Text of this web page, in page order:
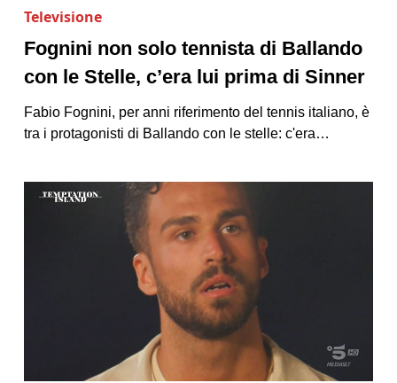
Televisione
Fognini non solo tennista di Ballando
con le Stelle, c’era lui prima di Sinner
Fabio Fognini, per anni riferimento del tennis italiano, è
tra i protagonisti di Ballando con le stelle: c'era…